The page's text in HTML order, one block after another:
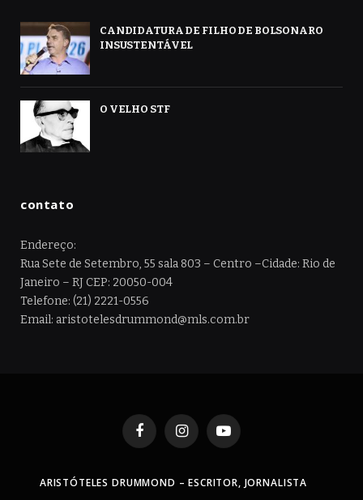
CANDIDATURA DE FILHO DE BOLSONARO
INSUSTENTÁVEL
O VELHO STF
contato
Endereço:
Rua Sete de Setembro, 55 sala 803 – Centro –Cidade: Rio de
Janeiro – RJ CEP: 20050-004
Telefone: (21) 2221-0556
Email: aristotelesdrummond@mls.com.br
FacebookInstagramYouTube
ARISTÓTELES DRUMMOND – ESCRITOR, JORNALISTA